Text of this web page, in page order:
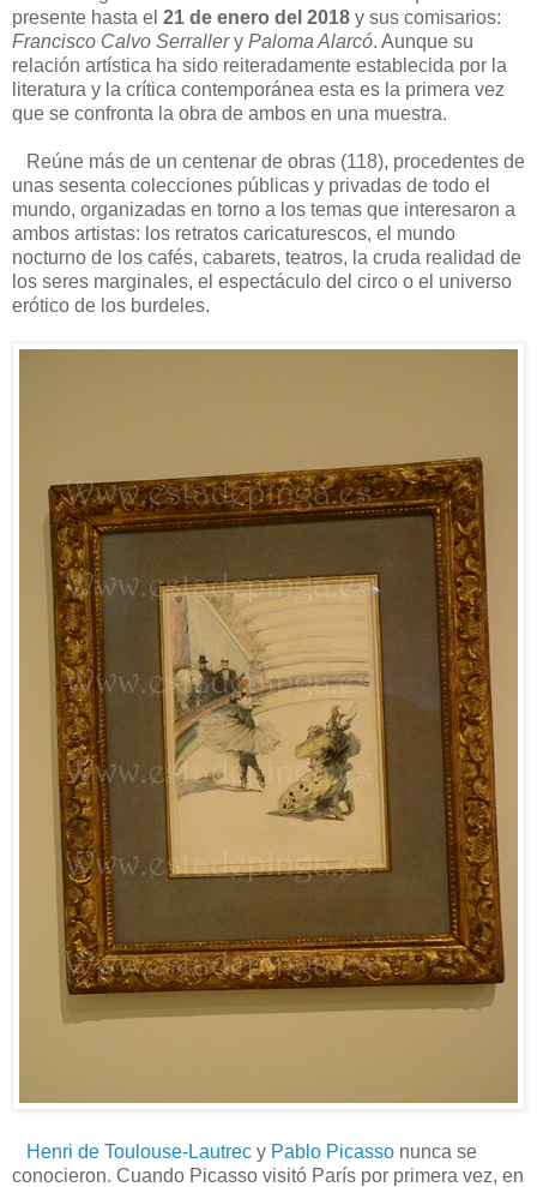
presente hasta el 21 de enero del 2018 y sus comisarios:
Francisco Calvo Serrallery Paloma Alarcó. Aunque su
relación artística ha sido reiteradamente establecida por la
literatura y la crítica contemporánea esta es la primera vez
que se confronta la obra de ambos en una muestra.
Reúne más de un centenar de obras (118), procedentes de
unas sesenta colecciones públicas y privadas de todo el
mundo, organizadas en torno a los temas que interesaron a
ambos artistas: los retratos caricaturescos, el mundo
nocturno de los cafés, cabarets, teatros, la cruda realidad de
los seres marginales, el espectáculo del circo o el universo
erótico de los burdeles.
Henri de Toulouse-Lautrec y Pablo Picasso nunca se
conocieron. Cuando Picasso visitó París por primera vez, en